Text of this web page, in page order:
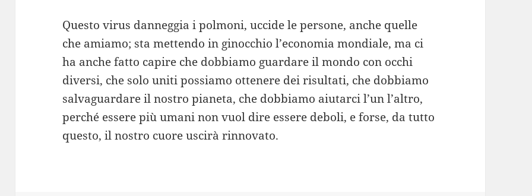
Questo virus danneggia i polmoni, uccide le persone, anche quelle
che amiamo; sta mettendo in ginocchio l’economia mondiale, ma ci
ha anche fatto capire che dobbiamo guardare il mondo con occhi
diversi, che solo uniti possiamo ottenere dei risultati, che dobbiamo
salvaguardare il nostro pianeta, che dobbiamo aiutarci l’un l’altro,
perché essere più umani non vuol dire essere deboli, e forse, da tutto
questo, il nostro cuore uscirà rinnovato.